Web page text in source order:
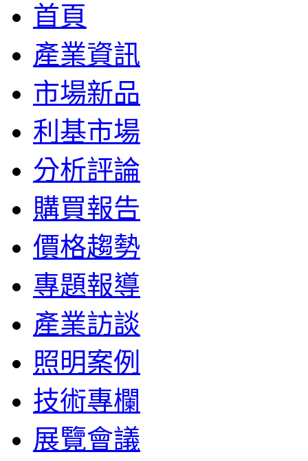
首頁
產業資訊
市場新品
利基市場
分析評論
購買報告
價格趨勢
專題報導
產業訪談
照明案例
技術專欄
展覽會議